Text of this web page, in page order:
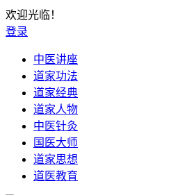
欢迎光临！
登录
中医讲座
道家功法
道家经典
道家人物
中医针灸
国医大师
道家思想
道医教育